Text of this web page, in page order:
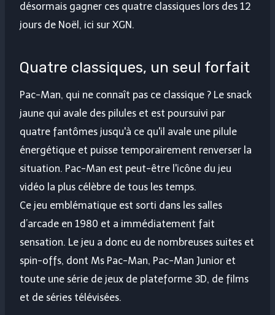
désormais gagner ces quatre classiques lors des 12
jours de Noël, ici sur XGN.
Quatre classiques, un seul forfait
Pac-Man, qui ne connaît pas ce classique ? Le snack
jaune qui avale des pilules et est poursuivi par
quatre fantômes jusqu'à ce qu'il avale une pilule
énergétique et puisse temporairement renverser la
situation. Pac-Man est peut-être l'icône du jeu
vidéo la plus célèbre de tous les temps.
Ce jeu emblématique est sorti dans les salles
d’arcade en 1980 et a immédiatement fait
sensation. Le jeu a donc eu de nombreuses suites et
spin-offs, dont Ms Pac-Man, Pac-Man Junior et
toute une série de jeux de plateforme 3D, de films
et de séries télévisées.